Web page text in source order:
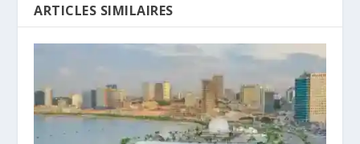
ARTICLES SIMILAIRES